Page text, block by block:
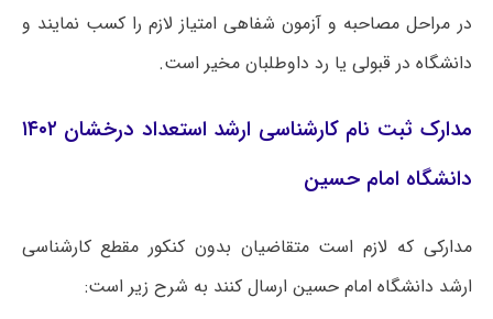
در مراحل مصاحبه و آزمون شفاهی امتیاز لازم را کسب نمایند و
دانشگاه در قبولی یا رد داوطلبان مخیر است.
مدارک ثبت نام کارشناسی ارشد استعداد درخشان ۱۴۰۲
دانشگاه امام حسین
مدارکی که لازم است متقاضیان بدون کنکور مقطع کارشناسی
ارشد دانشگاه امام حسین ارسال کنند به شرح زیر است: